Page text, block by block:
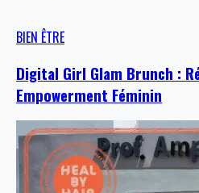
BIEN ÊTRE
Digital Girl Glam Brunch :
Empowerment Féminin